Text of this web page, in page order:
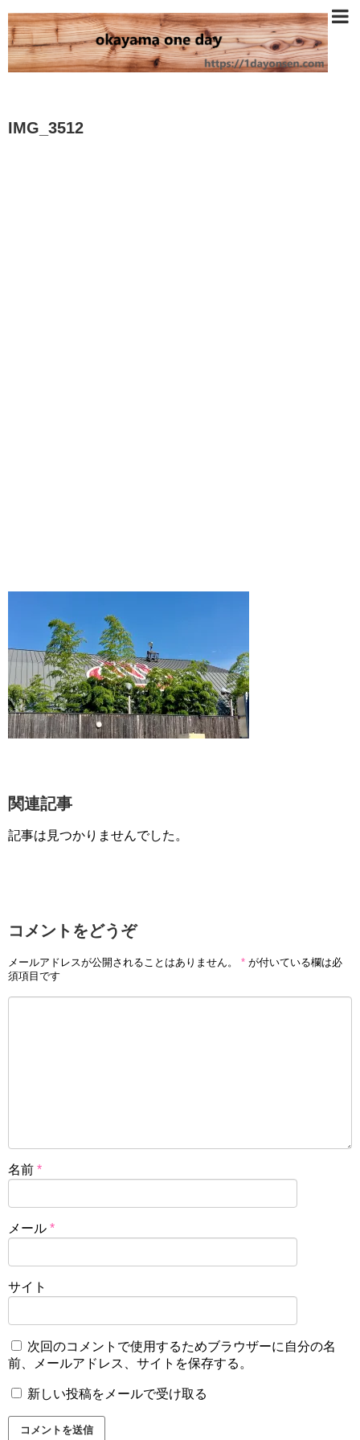
IMG_3512
関連記事
記事は見つかりませんでした。
コメントをどうぞ
メールアドレスが公開されることはありません。 * が付いている欄は必
須項目です
名前 *
メール *
サイト
次回のコメントで使用するためブラウザーに自分の名
前、メールアドレス、サイトを保存する。
新しい投稿をメールで受け取る